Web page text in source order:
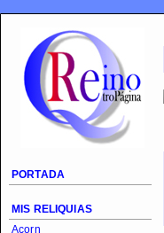
PORTADA
MIS RELIQUIAS
Acorn